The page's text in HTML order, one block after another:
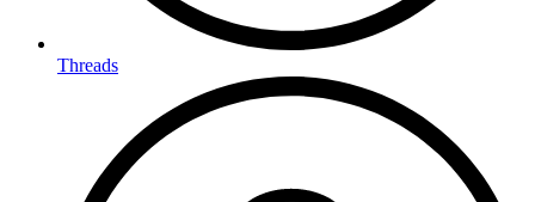
Threads